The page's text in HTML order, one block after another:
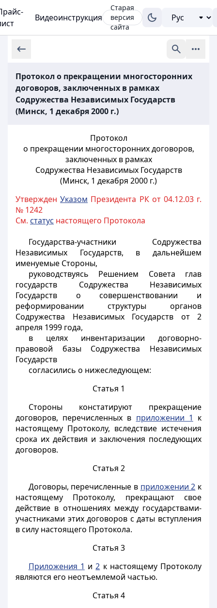
Видеоинструкция
Старая
версия
сайта
Протокол о прекращении многосторонних
договоров, заключенных в рамках
Содружества Независимых Государств
(Минск, 1 декабря 2000 г.)
Протокол
о прекращении многосторонних договоров,
заключенных в рамках
Содружества Независимых Государств
(Минск, 1 декабря 2000 г.)
УтвержденУказом Президента РК от 04.12.03 г.
№ 1242
См. статус настоящего Протокола
Государства-участники Содружества
Независимых Государств, в дальнейшем
именуемые Стороны,
руководствуясь Решением Совета глав
государств Содружества Независимых
Государств о совершенствовании и
реформировании структуры органов
Содружества Независимых Государств от 2
апреля 1999 года,
в целях инвентаризации договорно-
правовой базы Содружества Независимых
Государств
согласились о нижеследующем:
Статья 1
Стороны констатируют прекращение
договоров, перечисленных в приложении 1 к
настоящему Протоколу, вследствие истечения
срока их действия и заключения последующих
договоров.
Статья 2
Договоры, перечисленные в приложении 2 к
настоящему Протоколу, прекращают свое
действие в отношениях между государствами-
участниками этих договоров с даты вступления
в силу настоящего Протокола.
Статья 3
Приложения 1 и2 к настоящему Протоколу
являются его неотъемлемой частью.
Статья 4